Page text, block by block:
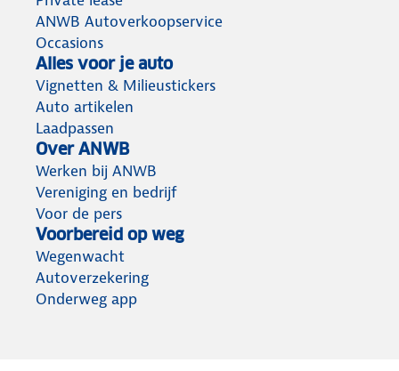
ANWB Autoverkoopservice
Occasions
Alles voor je auto
Vignetten & Milieustickers
Auto artikelen
Laadpassen
Over ANWB
Werken bij ANWB
Vereniging en bedrijf
Voor de pers
Voorbereid op weg
Wegenwacht
Autoverzekering
Onderweg app